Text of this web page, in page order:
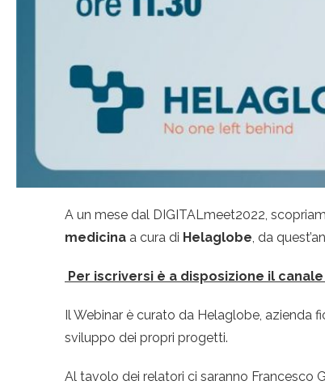
A un mese dal DIGITALmeet2022,
medicina a cura di Helaglobe , da
Per iscriversi è a disposizione il
Il Webinar è curato da Helaglobe, azienda
sviluppo dei propri progetti.
Al tavolo dei relatori ci saranno Francesco